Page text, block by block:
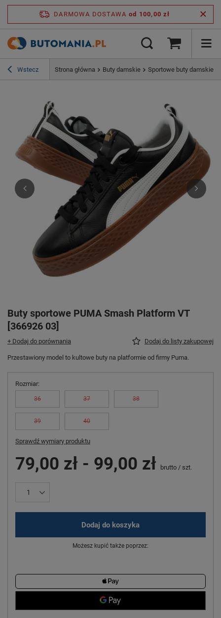
DARMOWA DOSTAWA od 100,00 zł
Wstecz Strona główna Buty damskie Sportowe buty damskie
Buty sportowe PUMA Smash Platform VT
[366926 03]
+ Dodaj do porównania Dodaj do listy zakupowej
Przestawiony model to kultowe buty na platformie od firmy Puma.
Rozmiar
36 37 38
39 40
Sprawdź wymiary produktu
79,00 zł - 99,00 zł brutto / szt.
Dodaj do koszyka
Możesz kupić także poprzez: